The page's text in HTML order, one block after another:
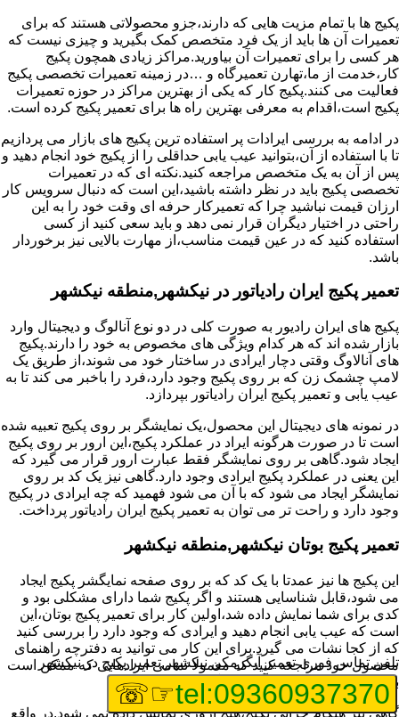
پکیج ها با تمام مزیت هایی که دارند،جزو محصولاتی هستند که برای
تعمیرات آن ها باید از یک فرد متخصص کمک بگیرید و چیزی نیست که
هر کسی را برای تعمیرات آن بیاورید.مراکز زیادی همچون پکیج
کار،خدمت از ما،تهارن تعمیرگاه و …در زمینه تعمیرات تخصصی پکیج
فعالیت می کنند.پکیج کار که یکی از بهترین مراکز در حوزه تعمیرات
پکیج است،اقدام به معرفی بهترین راه ها برای تعمیر پکیج کرده است.
در ادامه به بررسی ایرادات پر استفاده ترین پکیج های بازار می پردازیم
تا با استفاده از آن،بتوانید عیب یابی حداقلی را از پکیج خود انجام دهید و
پس از آن به یک متخصص مراجعه کنید.نکته ای که در تعمیرات
تخصصی پکیج باید در نظر داشته باشید،این است که دنبال سرویس کار
ارزان قیمت نباشید چرا که تعمیرکار حرفه ای وقت خود را به این
راحتی در اختیار دیگران قرار نمی دهد و باید سعی کنید از کسی
استفاده کنید که در عین قیمت مناسب،از مهارت بالایی نیز برخوردار
باشد.
تعمیر پکیج ایران رادیاتور در نیکشهر,منطقه نیکشهر
پکیج های ایران رادیور به صورت کلی در دو نوع آنالوگ و دیجیتال وارد
بازار شده اند که هر کدام ویژگی های مخصوص به خود را دارند.پکیج
های آنالاوگ وقتی دچار ایرادی در ساختار خود می شوند،از طریق یک
لامپ چشمک زن که بر روی پکیج وجود دارد،فرد را باخبر می کند تا به
عیب یابی و تعمیر پکیج ایران رادیاتور بپردازد.
در نمونه های دیجیتال این محصول،یک نمایشگر بر روی پکیج تعبیه شده
است تا در صورت هرگونه ایراد در عملکرد پکیج،این ارور بر روی پکیج
ایجاد شود.گاهی بر روی نمایشگر فقط عبارت ارور قرار می گیرد که
این یعنی در عملکرد پکیج ایرادی وجود دارد.گاهی نیز یک کد بر روی
نمایشگر ایجاد می شود که با آن می شود فهمید که چه ایرادی در پکیج
وجود دارد و راحت تر می توان به تعمیر پکیج ایران رادیاتور پرداخت.
تعمیر پکیج بوتان نیکشهر,منطقه نیکشهر
این پکیج ها نیز عمدتا با یک کد که بر روی صفحه نمایگشر پکیج ایجاد
می شود،قابل شناسایی هستند و اگر پکیج شما دارای مشکلی بود و
کدی برای شما نمایش داده شد،اولین کار برای تعمیر پکیج بوتان،این
است که عیب یابی انجام دهید و ایرادی که وجود دارد را بررسی کنید
که از کجا نشات می گیرد.برای این کار می توانید به دفترچه راهنمای
محصول خود مراجعه کنید که معمولا تمامی ایرادهایی که ممکن است
برای پکیج پیش بیاید در آن قرار گرفته است.
گاهی نیز هنگام خرابی پکیج،هیچ اروری نمایش داده نمی شود.در واقع
تلفن تماس فوریتعمیر آبگرمکن نیکشهر,تعمیر پکیج در نیکشهر
tel:09360937370
☞☏